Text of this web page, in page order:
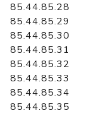
85.44.85.28
85.44.85.29
85.44.85.30
85.44.85.31
85.44.85.32
85.44.85.33
85.44.85.34
85.44.85.35